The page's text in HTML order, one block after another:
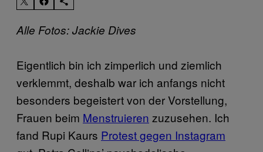
Alle Fotos: Jackie Dives
Eigentlich bin ich zimperlich und ziemlich
verklemmt, deshalb war ich anfangs nicht
besonders begeistert von der Vorstellung,
Frauen beim Menstruieren zuzusehen. Ich
fand Rupi Kaurs Protest gegen Instagram